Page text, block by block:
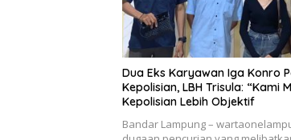
Dua Eks Karyawan Iga Konro
Kepolisian, LBH Trisula: “Kami
Kepolisian Lebih Objektif
Bandar Lampung –